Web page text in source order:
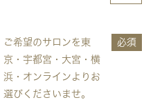
ご希望のサロンを東
京・宇都宮・大宮・横
浜・オンラインよりお
選びくださいませ。
必須